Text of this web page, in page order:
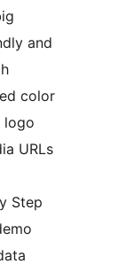
and
color
logo
URLs
Step